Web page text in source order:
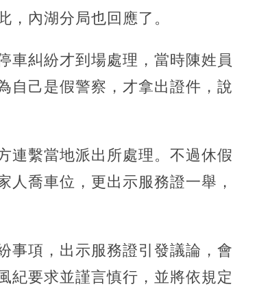
內湖分局也回應了。
車糾紛才到場處理，當時陳姓員
自己是假警察，才拿出證件，說
連繫當地派出所處理。不過休假
人喬車位，更出示服務證一舉，
事項，出示服務證引發議論，會
紀要求並謹言慎行，並將依規定